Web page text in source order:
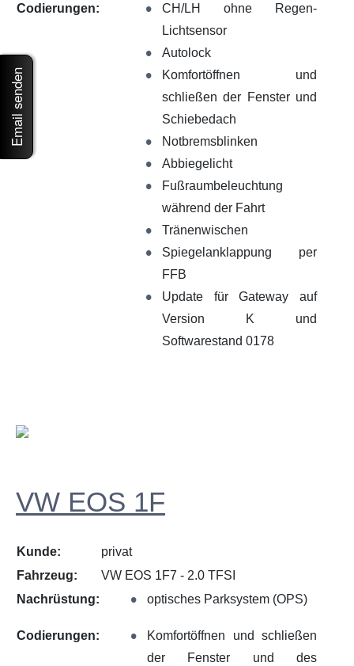
Codierungen:
CH/LH ohne Regen-
Lichtsensor
Autolock
Komfortöffnen und
schließen der Fenster und
Schiebedach
Notbremsblinken
Abbiegelicht
Fußraumbeleuchtung
während der Fahrt
Tränenwischen
Spiegelanklappung per
FFB
Update für Gateway auf
Version K und
Softwarestand 0178
VW EOS 1F
Kunde:
privat
Fahrzeug:
VW EOS 1F7 - 2.0 TFSI
Nachrüstung:
optisches Parksystem (OPS)
Codierungen:
Komfortöffnen und schließen
der Fenster und des
Email senden